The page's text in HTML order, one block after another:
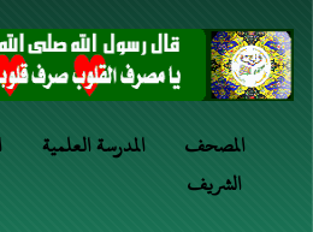
المدرسة العلمية
المصحف
الشريف